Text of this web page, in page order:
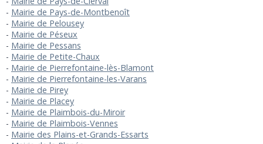
Mairie de Pays-de-Montbenoît
Mairie de Pelousey
Mairie de Péseux
Mairie de Pessans
Mairie de Petite-Chaux
Mairie de Pierrefontaine-lès-Blamont
Mairie de Pierrefontaine-les-Varans
Mairie de Pirey
Mairie de Placey
Mairie de Plaimbois-du-Miroir
Mairie de Plaimbois-Vennes
Mairie des Plains-et-Grands-Essarts